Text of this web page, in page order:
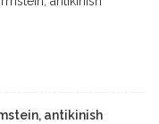
antikinish